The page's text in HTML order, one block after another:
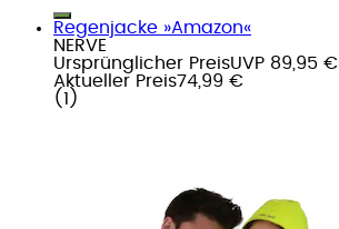
Regenjacke »Amazon«
NERVE
Ursprünglicher PreisUVP 89,95 €
Aktueller Preis74,99 €
( 1 )